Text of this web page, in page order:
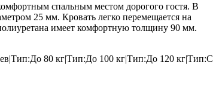
спальным местом дорогого гостя. В
25 мм. Кровать легко перемещается на
имеет комфортную толщину 90 мм.
80 кг|Тип:До 100 кг|Тип:До 120 кг|Тип:С